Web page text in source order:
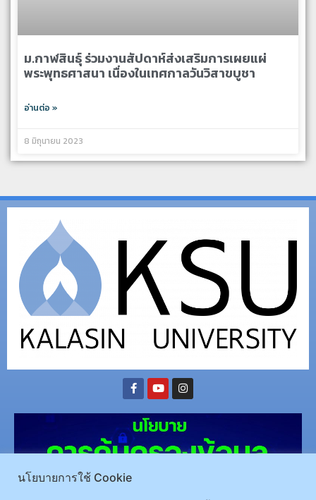
ม.กาฬสินธุ์​ ร่วมงานสัปดาห์ส่งเสริมการเผยแผ่
พระพุทธศาสนา เนื่องในเทศกาลวันวิสาขบูชา
อ่านต่อ »
8 มิถุนายน 2023
นโยบายการใช้ Cookie